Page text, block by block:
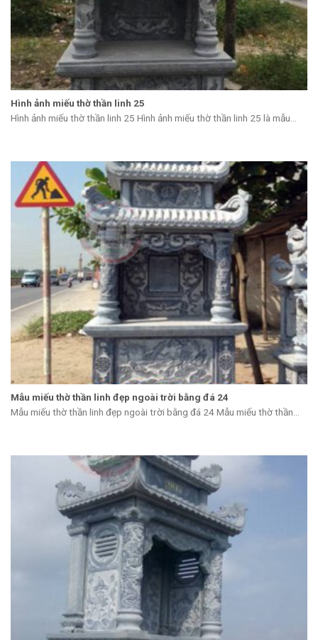
Hình ảnh miếu thờ thần linh 25
Hình ảnh miếu thờ thần linh 25 Hình ảnh miếu thờ thần linh 25 là mẫu...
Mẫu miếu thờ thần linh đẹp ngoài trời bằng đá 24
Mẫu miếu thờ thần linh đẹp ngoài trời bằng đá 24 Mẫu miếu thờ thần...